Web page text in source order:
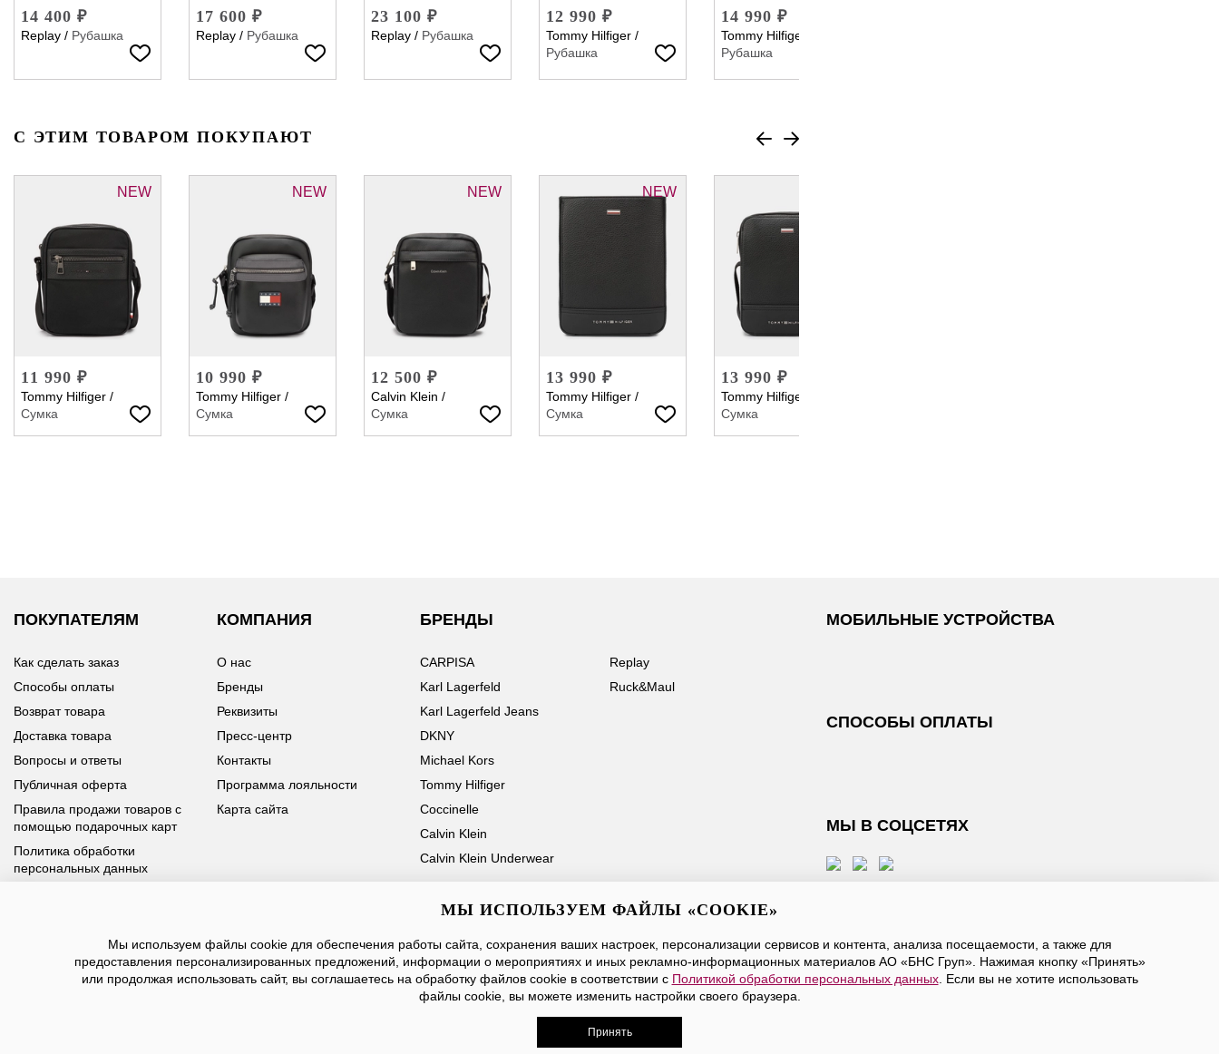
14 400 ₽
Replay / Рубашка
17 600 ₽
Replay / Рубашка
23 100 ₽
Replay / Рубашка
12 990 ₽
Tommy Hilfiger /
Рубашка
14 990 ₽
Tommy Hilfiger
Рубашка
С ЭТИМ ТОВАРОМ ПОКУПАЮТ
NEW
11 990 ₽
Tommy Hilfiger /
Сумка
NEW
10 990 ₽
Tommy Hilfiger /
Сумка
NEW
12 500 ₽
Calvin Klein /
Сумка
NEW
13 990 ₽
Tommy Hilfiger /
Сумка
13 990 ₽
Tommy Hilfiger
Сумка
ПОКУПАТЕЛЯМ
Как сделать заказ
Способы оплаты
Возврат товара
Доставка товара
Вопросы и ответы
Публичная оферта
Правила продажи товаров с
помощью подарочных карт
Политика обработки
персональных данных
КОМПАНИЯ
О нас
Бренды
Реквизиты
Пресс-центр
Контакты
Программа лояльности
Карта сайта
БРЕНДЫ
CARPISA
Karl Lagerfeld
Karl Lagerfeld Jeans
DKNY
Michael Kors
Tommy Hilfiger
Coccinelle
Calvin Klein
Calvin Klein Underwear
Replay
Ruck&Maul
МОБИЛЬНЫЕ УСТРОЙСТВА
СПОСОБЫ ОПЛАТЫ
МЫ В СОЦСЕТЯХ
У вас возникли вопросы?
Позвоните нам по телефону8 800 100 93 39или заполните
форму, мы обязательно с вами свяжемся
Ваше имя Email
Нажимая на кнопку «Отправить», вы принимаете условияПубличной оферты, даетесогласие на обработку персональных данных
2026 ©BNSGroup — интернет-магазин модной одежды, обуви и аксессуаров. Все права защищены. Доставка в ограниченное количество городов России.
МЫ ИСПОЛЬЗУЕМ ФАЙЛЫ «COOKIE»
Мы используем файлы cookie для обеспечения работы сайта, сохранения ваших настроек, персонализации сервисов и контента, анализа посещаемости, а также для
предоставления персонализированных предложений, информации о мероприятиях и иных рекламно-информационных материалов АО «БНС Груп». Нажимая кнопку «Принять»
или продолжая использовать сайт, вы соглашаетесь на обработку файлов cookie в соответствии с Политикой обработки персональных данных. Если вы не хотите использовать
файлы cookie, вы можете изменить настройки своего браузера.
Принять